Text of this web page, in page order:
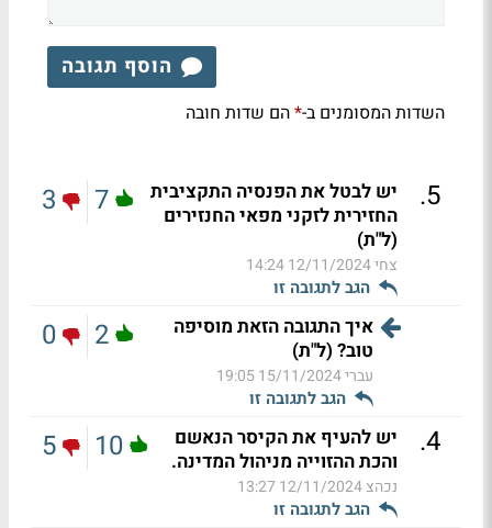
הוסף תגובה
השדות המסומנים ב-*הם שדות חובה
5
.
יש לבטל את הפנסיה התקציבית
החזירית לזקני מפאי החנזירים
(ל"ת)
צחי12/11/2024 14:24
הגב לתגובה זו
7
3
איך התגובה הזאת מוסיפה
טוב? (ל"ת)
עברי15/11/2024 19:05
הגב לתגובה זו
2
0
4
.
יש להעיף את הקיסר הנאשם
והכת ההזוייה מניהול המדינה.
נכהצ12/11/2024 13:27
הגב לתגובה זו
10
5